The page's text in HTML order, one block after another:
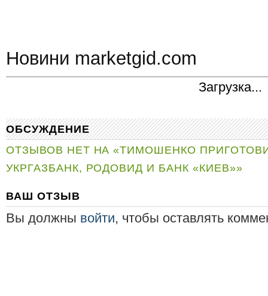
Новини marketgid.com
Загрузка...
ОБСУЖДЕНИЕ
ОТЗЫВОВ НЕТ НА «ТИМОШЕНКО
УКРГАЗБАНК, РОДОВИД И БАНК «КИЕВ»»
ВАШ ОТЗЫВ
Вы должны войти, чтобы оставлять